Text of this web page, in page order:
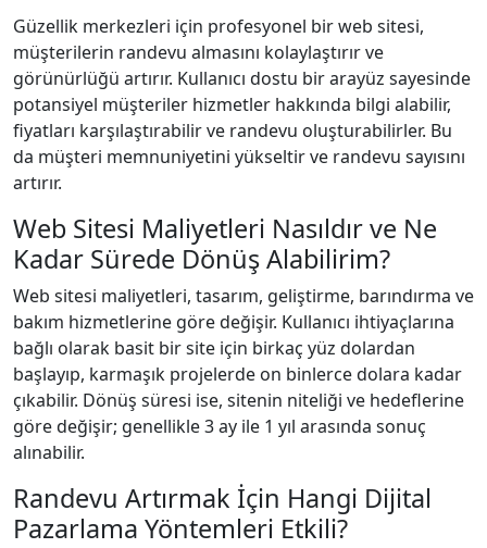
Güzellik merkezleri için profesyonel bir web sitesi,
müşterilerin randevu almasını kolaylaştırır ve
görünürlüğü artırır. Kullanıcı dostu bir arayüz sayesinde
potansiyel müşteriler hizmetler hakkında bilgi alabilir,
fiyatları karşılaştırabilir ve randevu oluşturabilirler. Bu
da müşteri memnuniyetini yükseltir ve randevu sayısını
artırır.
Web Sitesi Maliyetleri Nasıldır ve Ne
Kadar Sürede Dönüş Alabilirim?
Web sitesi maliyetleri, tasarım, geliştirme, barındırma ve
bakım hizmetlerine göre değişir. Kullanıcı ihtiyaçlarına
bağlı olarak basit bir site için birkaç yüz dolardan
başlayıp, karmaşık projelerde on binlerce dolara kadar
çıkabilir. Dönüş süresi ise, sitenin niteliği ve hedeflerine
göre değişir; genellikle 3 ay ile 1 yıl arasında sonuç
alınabilir.
Randevu Artırmak İçin Hangi Dijital
Pazarlama Yöntemleri Etkili?